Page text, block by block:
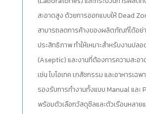
สะอาดสูง ด้วยการออกแบบให้ Dead
สามารถลดการค้างของผลิตภัณฑ์ได้อย่
ประสิทธิภาพ ทำให้เหมาะสำหรับงานปลอ
(Aseptic) และงานที่ต้องการความสะอ
เช่น ไบโอเทค เภสัชกรรม และอาหารเฉพ
รองรับการทำงานทั้งแบบ Manual และ
พร้อมตัวเลือกวัสดุซีลและตัวเรือนหลาย